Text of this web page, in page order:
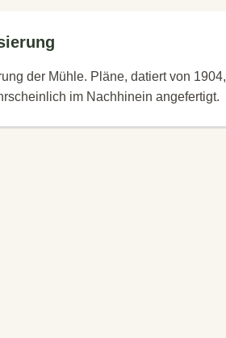
der Mühle. Pläne, datiert von 1904,
im Nachhinein angefertigt.